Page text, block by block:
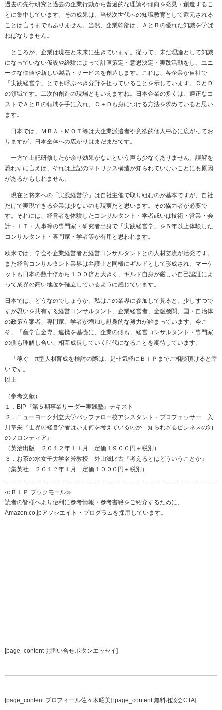
過去の先行研究と過去の企業行動から普遍的な理論や傾向を発見・創造するこ
とに集中しています。その成果は、当然次世代への知識教育として還元される
ことは言うまでもありません。当然、企業幹部は、ＡとＢの優れた知識を学ば
ねばなりません。
ところが、企業は現在と未来に生きています。従って、未だ理論として知識
になっていない仮説や経験によって計画策定・意思決定・実践活動をし、ユニ
ークな価値や新しい製品・サービスを創造します。これは、各企業が自社で
「実践経営学」とでも呼ぶべき分野を担っていることを示しています。ＣとＤ
の領域です。二次的創造の現場ともいえますね。日本企業の多くは、適正なコ
ストでＡとＢの領域を手に入れ、Ｃ＋Ｄも身につける方法を求めていると思い
ます。
日本では、ＭＢＡ・ＭＯＴ等は大企業派遣者や意欲的個人中心に広がってお
りますが、日本全体への広がりはまだまだです。
一方で上記研修したが余り効果がないという声も少なくありません。誤解を
恐れずに言えば、それは上記のマトリクス構造が知られていないことにも原因
があるかもしれません。
現在と将来への「実践経営学」は自社主催で取り組むのが基本ですが、自社
だけで実現できる企業は少ないのも現実だと思います。その協力者が必要で
す。それには、経営者を体験したコンサルタント・学者或いは技術・営業・会
計・ＩＴ・人事等の専門家・研究者出身で「実践経営学」を５年以上体験した
コンサルタント・専門家・学者等が有用と思われます。
欧米では、学会や企業経営者と経営コンサルタントとの人材交流が活発です。
また経営コンサルタント業界は弁護士と同様にギルドとして形成され、マーケ
ットも日本の数十倍から１００倍と大きく、ギルド自身が厳しい自己認証によ
って業界の高い地位を確立しているように感じています。
日本では、どうなのでしょうか。私はこの業界に参加して見ると、少しずつで
すが思いを共有する経営コンサルタント、企業経営者、金融機関、国・自治体
の政策立案者、専門家、学者が増加し献身的な努力が始まっています。今こ
そ、「産学官金専」連携を基礎に、企業の側も、経営コンサルタント・専門家
の側も理解し合い、相互成長していく時代になることを期待しています。
「稼ぐ」π型人材育成を検討の際は、是非気軽にＢＩＰまでご相談頂けると幸
いです。
以上
（参考文献）
１．BIP『第５期事業リーダー実践塾』テキスト
２．ニューヨーク州立大学バッファロー校アシスタント・プロフェッサー 入
川章栄『世界の経営学者はいま何を考えているのか 知られざるビジネスの知
のフロンティア』
（英治出版 ２０１２年１１月 定価１９００円＋税別）
３．お茶の水女子大学名誉教授 外山滋比古『考えるとはどういうことか』
（集英社 ２０１２年１月 定価１０００円＋税別）
≪ＢＩＰ ブックモール≫
読者の皆様へより便利に参考情報・参考書籍をご紹介するために、
Amazon.co.jpアソシエイト・プログラムを採用しています。
[page_content お問い合せボタンエッセイ]
[page_content プロフィール佐々木昭美] [page_content 無料相談会CTA]